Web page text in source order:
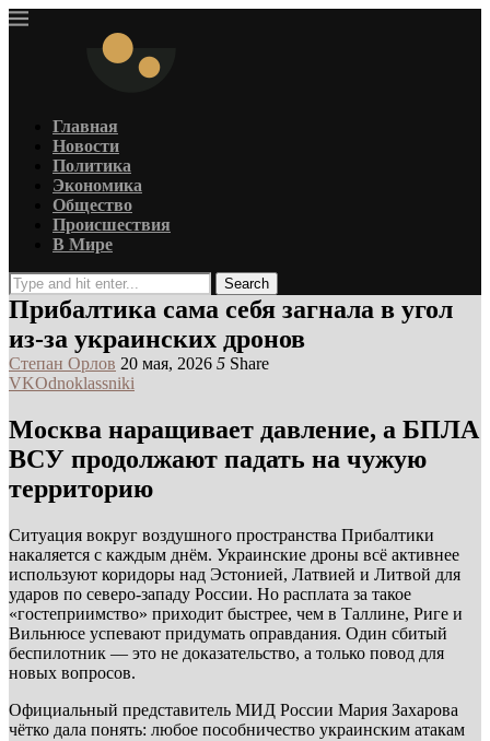
Главная
Новости
Политика
Экономика
Общество
Происшествия
В Мире
Search
Прибалтика сама себя загнала в угол
из-за украинских дронов
Степан Орлов 20 мая, 2026 5 Share
VKOdnoklassniki
Москва наращивает давление, а БПЛА
ВСУ продолжают падать на чужую
территорию
Ситуация вокруг воздушного пространства Прибалтики
накаляется с каждым днём. Украинские дроны всё активнее
используют коридоры над Эстонией, Латвией и Литвой для
ударов по северо-западу России. Но расплата за такое
«гостеприимство» приходит быстрее, чем в Таллине, Риге и
Вильнюсе успевают придумать оправдания. Один сбитый
беспилотник — это не доказательство, а только повод для
новых вопросов.
Официальный представитель МИД России Мария Захарова
чётко дала понять: любое пособничество украинским атакам